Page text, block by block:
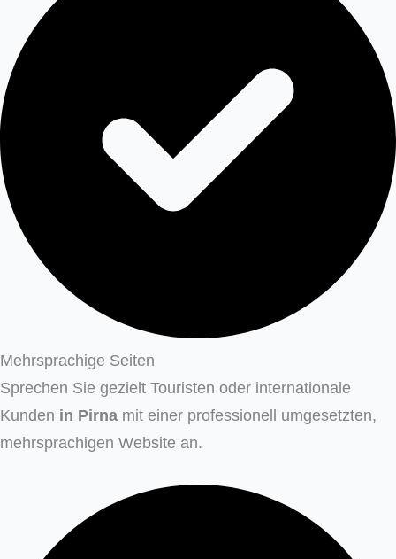
Mehrsprachige Seiten
Sprechen Sie gezielt Touristen oder internationale
Kunden in Pirna mit einer professionell umgesetzten,
mehrsprachigen Website an.